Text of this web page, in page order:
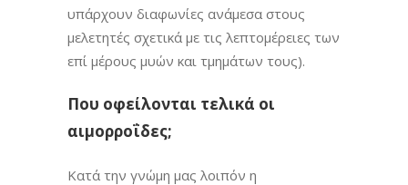
υπάρχουν διαφωνίες ανάμεσα στους
μελετητές σχετικά με τις λεπτομέρειες των
επί μέρους μυών και τμημάτων τους).
Που οφείλονται τελικά οι
αιμορροΐδες;
Κατά την γνώμη μας λοιπόν η